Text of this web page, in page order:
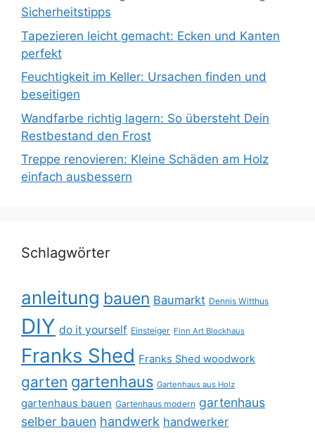
Sicherheitstipps
Tapezieren leicht gemacht: Ecken und Kanten
perfekt
Feuchtigkeit im Keller: Ursachen finden und
beseitigen
Wandfarbe richtig lagern: So übersteht Dein
Restbestand den Frost
Treppe renovieren: Kleine Schäden am Holz
einfach ausbessern
Schlagwörter
anleitung bauen Baumarkt Dennis Witthus
DIY do it yourself Einsteiger Finn Art Blockhaus
Franks Shed Franks Shed woodwork
garten gartenhaus Gartenhaus aus Holz
gartenhaus bauen Gartenhaus modern gartenhaus
selber bauen handwerk handwerker